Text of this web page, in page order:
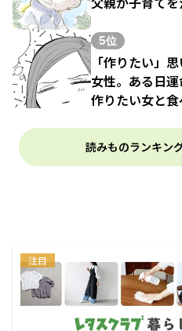
5位
「作りたい」
女性。ある日
作りたい女と食
読みものランキン
注目